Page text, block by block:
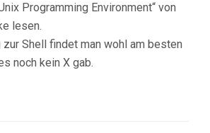
Programming Environment“ von
lesen.
zur Shell findet man wohl am besten
noch kein X gab.